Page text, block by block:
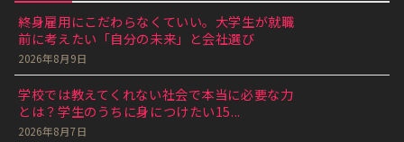
終身雇用にこだわらなくていい。大学生が就職
前に考えたい「自分の未来」と会社選び
2026年8月9日
学校では教えてくれない社会で本当に必要な力
とは？学生のうちに身につけたい15...
2026年8月7日